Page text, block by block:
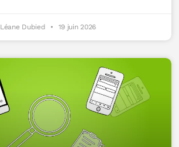
Léane Dubied 19 juin 2026